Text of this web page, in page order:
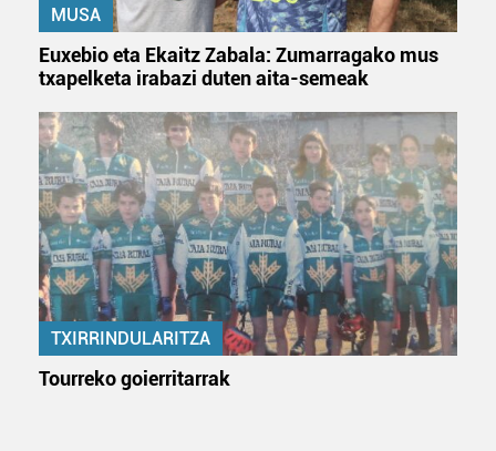
MUSA
Euxebio eta Ekaitz Zabala: Zumarragako mus
txapelketa irabazi duten aita-semeak
TXIRRINDULARITZA
Tourreko goierritarrak